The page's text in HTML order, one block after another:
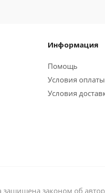
Информация
Помощь
Условия оплаты
Условия
законом об